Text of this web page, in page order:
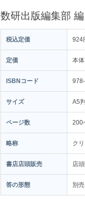
数研出版編集部 編
税込定価 924
定価 本
ISBNコード
サイズ A5
ページ数 200
略称 ク
書店店頭販売 店
答の形態 別